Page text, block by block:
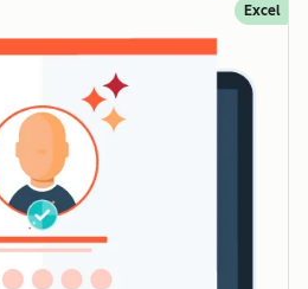
Excel